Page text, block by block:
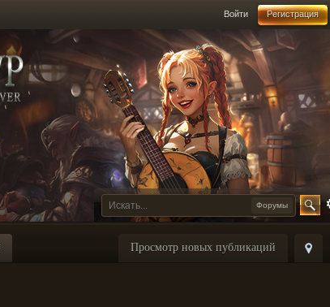
Войти Регистрация
Форумы
Просмотр новых публикаций